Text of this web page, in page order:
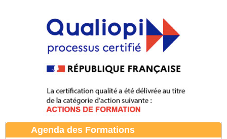
Agenda des Formations